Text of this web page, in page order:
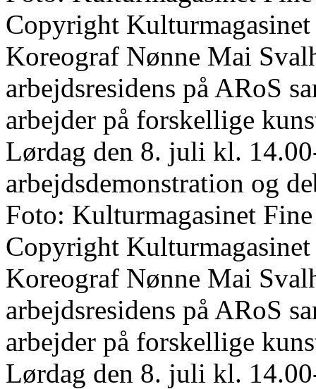
Copyright
Koreograf Nønne Mai
arbejdsresidens på ARoS
arbejder på forskellige
Lørdag den 8. juli kl.
arbejdsdemonstration og
Foto: Kulturmagasinet
Copyright
Koreograf Nønne Mai
arbejdsresidens på ARoS
arbejder på forskellige
Lørdag den 8. juli kl.